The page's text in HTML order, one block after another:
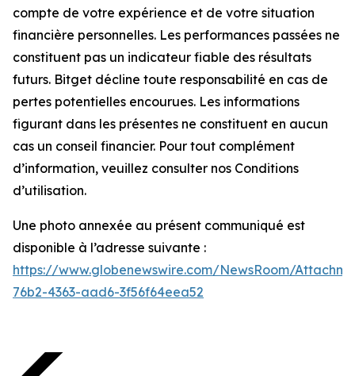
compte de votre expérience et de votre situation
financière personnelles. Les performances passées ne
constituent pas un indicateur fiable des résultats
futurs. Bitget décline toute responsabilité en cas de
pertes potentielles encourues. Les informations
figurant dans les présentes ne constituent en aucun
cas un conseil financier. Pour tout complément
d’information, veuillez consulter nos Conditions
d’utilisation.
Une photo annexée au présent communiqué est
disponible à l’adresse suivante :
https://www.globenewswire.com/NewsRoom/
76b2-4363-aad6-3f56f64eea52